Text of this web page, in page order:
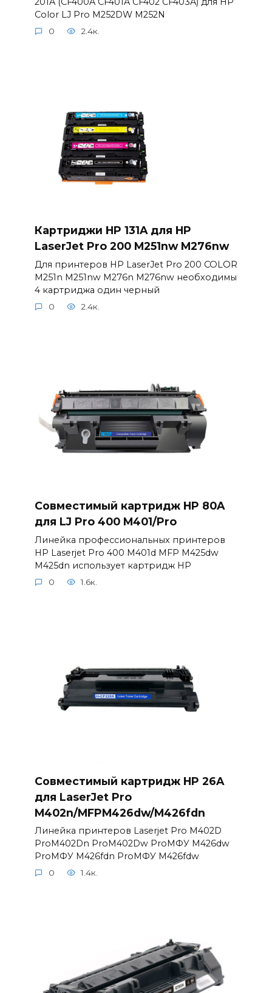
Color LJ Pro M252DW M252N
0 2.4к.
Картриджи HP 131A для HP
LaserJet Pro 200 M251nw M276nw
Для принтеров HP LaserJet Pro 200 COLOR
M251n M251nw M276n M276nw необходимы
4 картриджа один черный
0 2.4к.
Совместимый картридж HP 80A
для LJ Pro 400 M401/Pro
Линейка профессиональных принтеров
HP Laserjet Pro 400 M401d MFP M425dw
M425dn использует картридж HP
0 1.6к.
Совместимый картридж HP 26A
для LaserJet Pro
M402n/MFPM426dw/M426fdn
Линейка принтеров Laserjet Pro M402D
ProМ402Dn ProМ402Dw ProМФУ M426dw
ProМФУ M426fdn ProМФУ M426fdw
0 1.4к.